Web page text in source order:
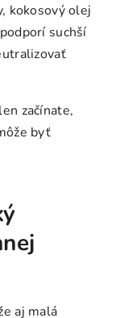
kokosový olej
suchší
začínate,
byť
aj malá